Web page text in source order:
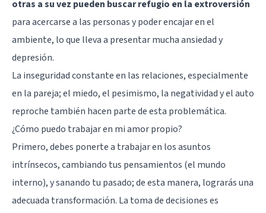
otras a su vez pueden buscar refugio en la extroversión
para acercarse a las personas y poder encajar en el
ambiente, lo que lleva a presentar mucha ansiedad y
depresión.
La inseguridad constante en las relaciones, especialmente
en la pareja; el miedo, el pesimismo, la negatividad y el auto
reproche también hacen parte de esta problemática.
¿Cómo puedo trabajar en mi amor propio?
Primero, debes ponerte a trabajar en los asuntos
intrínsecos, cambiando tus pensamientos (el mundo
interno), y sanando tu pasado; de esta manera, lograrás una
adecuada transformación. La toma de decisiones es